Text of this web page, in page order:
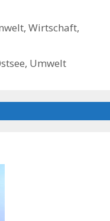
,Wirtschaft,
, Umwelt